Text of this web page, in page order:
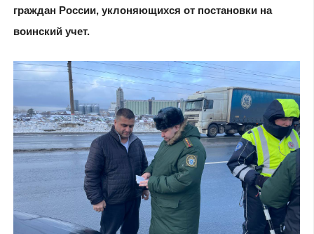
граждан России, уклоняющихся от постановки на
воинский учет.